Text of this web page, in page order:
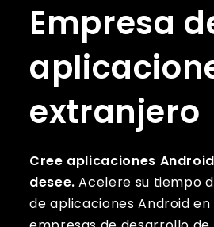
Empresa
extranjero
Cree aplicaciones
desee.Acelere su tiempo
de aplicaciones Android